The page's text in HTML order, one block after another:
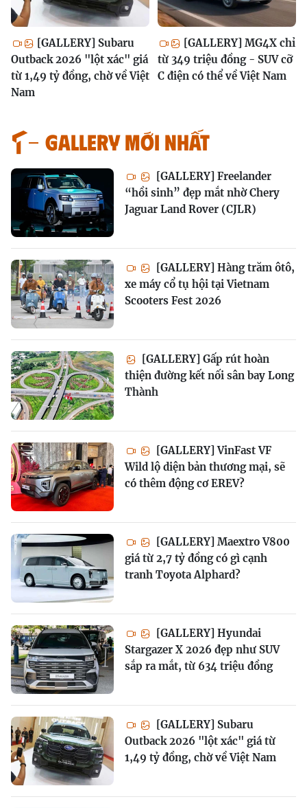
[GALLERY] Subaru
Outback 2026 "lột xác" giá
từ 1,49 tỷ đồng, chờ về Việt
Nam
[GALLERY] MG4X chỉ
từ 349 triệu đồng - SUV cỡ
C điện có thể về Việt Nam
GALLERY MỚI NHẤT
[GALLERY] Freelander
“hồi sinh” đẹp mắt nhờ Chery
Jaguar Land Rover (CJLR)
[GALLERY] Hàng trăm ôtô,
xe máy cổ tụ hội tại Vietnam
Scooters Fest 2026
[GALLERY] Gấp rút hoàn
thiện đường kết nối sân bay Long
Thành
[GALLERY] VinFast VF
Wild lộ diện bản thương mại, sẽ
có thêm động cơ EREV?
[GALLERY] Maextro V800
giá từ 2,7 tỷ đồng có gì cạnh
tranh Toyota Alphard?
[GALLERY] Hyundai
Stargazer X 2026 đẹp như SUV
sắp ra mắt, từ 634 triệu đồng
[GALLERY] Subaru
Outback 2026 "lột xác" giá từ
1,49 tỷ đồng, chờ về Việt Nam